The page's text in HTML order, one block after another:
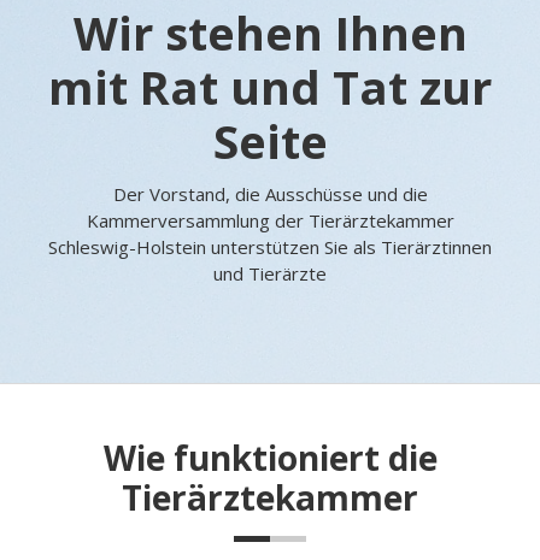
Wir stehen Ihnen
mit Rat und Tat zur
Seite
Der Vorstand, die Ausschüsse und die
Kammerversammlung der Tierärztekammer
Schleswig-Holstein unterstützen Sie als Tierärztinnen
und Tierärzte
Wie funktioniert die
Tierärztekammer